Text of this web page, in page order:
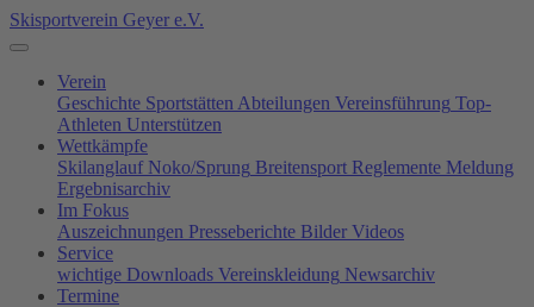
Skisportverein Geyer e.V.
Verein
Geschichte Sportstätten Abteilungen Vereinsführung Top-
Athleten Unterstützen
Wettkämpfe
Skilanglauf Noko/Sprung Breitensport Reglemente Meldung
Ergebnisarchiv
Im Fokus
Auszeichnungen Presseberichte Bilder Videos
Service
wichtige Downloads Vereinskleidung Newsarchiv
Termine